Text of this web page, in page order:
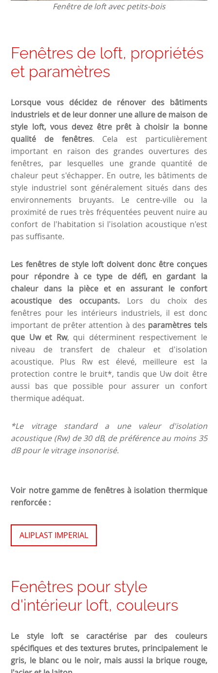
Fenêtre de loft avec petits-bois
Fenêtres de loft, propriétés
et paramètres
Lorsque vous décidez de rénover des bâtiments
industriels et de leur donner une allure de maison de
style loft, vous devez être prêt à choisir la bonne
qualité de fenêtres. Cela est particulièrement
important en raison des grandes ouvertures des
fenêtres, par lesquelles une grande quantité de
chaleur peut s'échapper. En outre, les bâtiments de
style industriel sont généralement situés dans des
environnements bruyants. Le centre-ville ou la
proximité de rues très fréquentées peuvent nuire au
confort de l'habitation si l'isolation acoustique n'est
pas suffisante.
Les fenêtres de style loft doivent donc être conçues
pour répondre à ce type de défi, en gardant la
chaleur dans la pièce et en assurant le confort
acoustique des occupants. Lors du choix des
fenêtres pour les intérieurs industriels, il est donc
important de prêter attention à des paramètres tels
que Uw et Rw, qui déterminent respectivement le
niveau de transfert de chaleur et d'isolation
acoustique. Plus Rw est élevé, meilleure est la
protection contre le bruit*, tandis que Uw doit être
aussi bas que possible pour assurer un confort
thermique adéquat.
*Le vitrage standard a une valeur d'isolation
acoustique (Rw) de 30 dB, de préférence au moins 35
dB pour le vitrage insonorisé.
Voir notre gamme de fenêtres à isolation thermique
renforcée :
ALIPLAST IMPERIAL
Fenêtres pour style
d'intérieur loft, couleurs
Le style loft se caractérise par des couleurs
spécifiques et des textures brutes, principalement le
gris, le blanc ou le noir, mais aussi la brique rouge,